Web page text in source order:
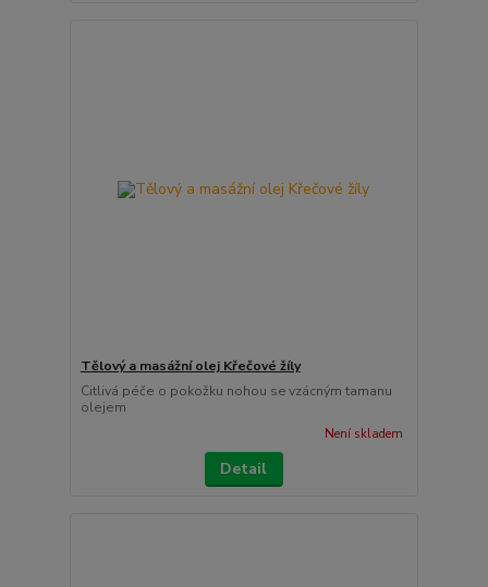
Tělový a masážní olej Křečové žíly
Citlivá péče o pokožku nohou se vzácným tamanu
olejem
Není skladem
Detail